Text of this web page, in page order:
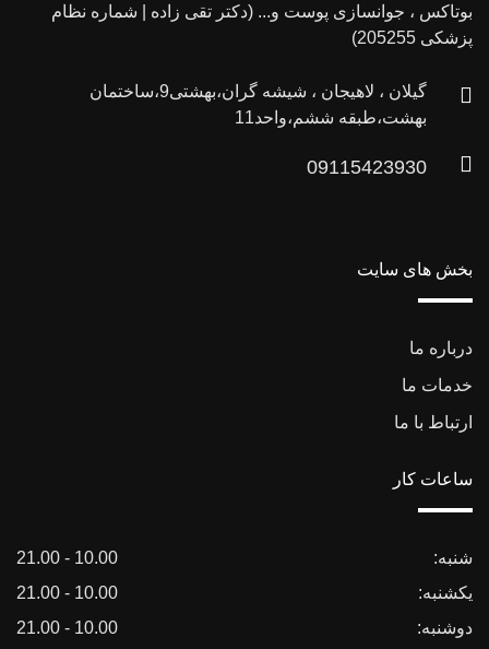
بوتاکس ، جوانسازی پوست و... (دکتر تقی زاده | شماره نظام
پزشکی 205255)
گیلان ، لاهیجان ، شیشه گران،بهشتی9،ساختمان
بهشت،طبقه ششم،واحد11
09115423930
بخش های سایت
درباره ما
خدمات ما
ارتباط با ما
ساعات کار
شنبه:
10.00 - 21.00
یکشنبه:
10.00 - 21.00
دوشنبه:
10.00 - 21.00